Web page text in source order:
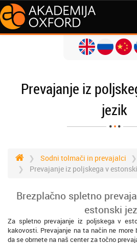
Prevajanje iz
jezik
Sodni tolmači in prevajalci
Prevajanje iz poljskega v
Brezplačno spletno
estonski
Za spletno prevajanje iz poljskega v
kakovosti. Prevajanje na ta način ne more
da se obrnete na naš center za točno